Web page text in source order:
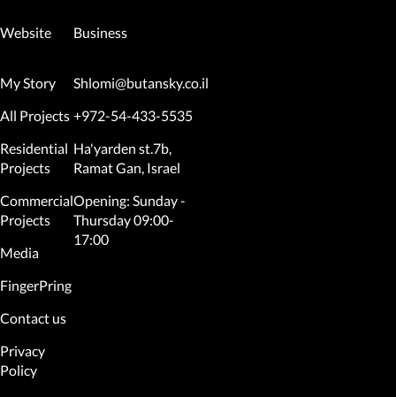
Website
My Story
All Projects
Residential
Projects
Commercial
Projects
Media
FingerPring
Contact us
Privacy
Policy
Business
Shlomi@butansky.co.il
+972-54-433-5535
Ha'yarden st.7b,
Ramat Gan, Israel
Opening: Sunday -
Thursday 09:00-
17:00